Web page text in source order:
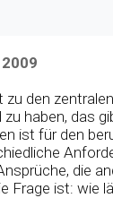
den
haben, das
ist für den
die
Frage ist: